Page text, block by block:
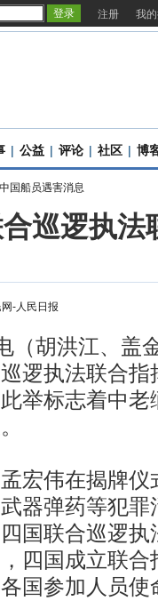
注册 我
| 公益 | 评论 | 社区 | 博
国船员遇害消息
巡逻执法
网-人民日报
胡洪江、盖
逻执法联合指
举标志着中
伟在揭牌仪
器弹药等犯罪
国联合巡逻执
四国成立联合
国参加人员使